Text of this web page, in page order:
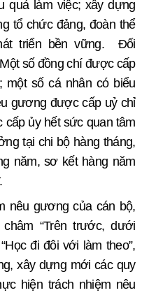
quả làm việc; xây dựng
tổ chức đảng, đoàn thể
triển bền vững.
Đối
số đồng chí được cấp
một số cá nhân có biểu
gương được cấp uỷ chỉ
ủy hết sức quan tâm
tại chi bộ hàng tháng,
năm, sơ kết hàng năm
nêu gương của cán bộ,
“Trên trước, dưới
“Học đi đôi với làm theo”,
xây dựng mới các quy
hiện trách nhiệm nêu